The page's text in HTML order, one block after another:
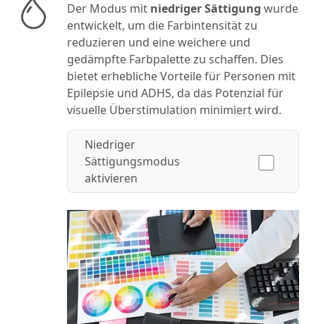
Der Modus mit niedriger Sättigung wurde
entwickelt, um die Farbintensität zu
reduzieren und eine weichere und
gedämpfte Farbpalette zu schaffen. Dies
bietet erhebliche Vorteile für Personen mit
Epilepsie und ADHS, da das Potenzial für
visuelle Überstimulation minimiert wird.
Niedriger
Sättigungsmodus
aktivieren